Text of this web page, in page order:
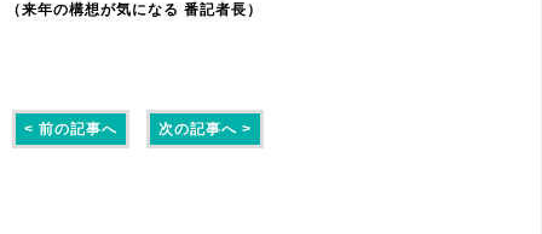
（来年の構想が気になる 番記者長）
< 前の記事へ 次の記事へ >